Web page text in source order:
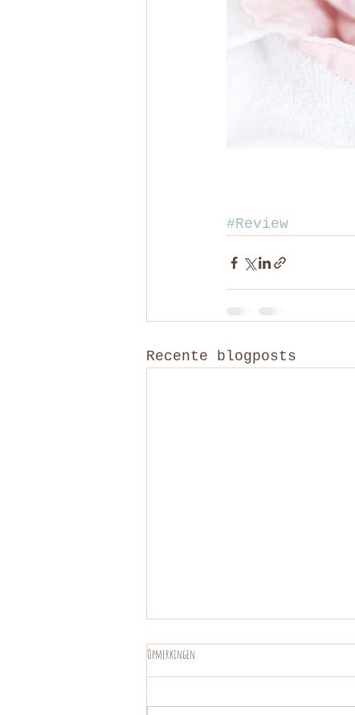
#Review
Recente blogposts
Opmerkingen